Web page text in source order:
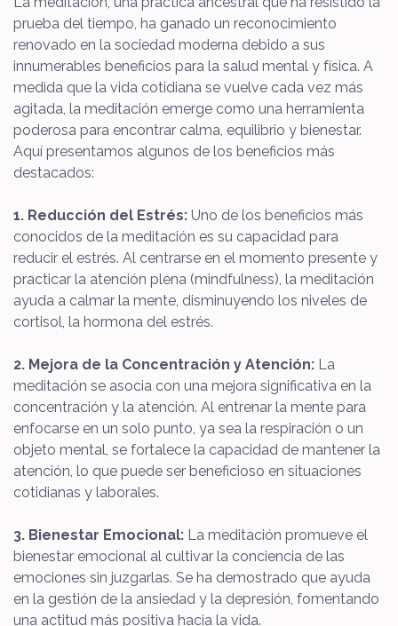
prueba del tiempo, ha ganado un reconocimiento
renovado en la sociedad moderna debido a sus
innumerables beneficios para la salud mental y física. A
medida que la vida cotidiana se vuelve cada vez más
agitada, la meditación emerge como una herramienta
poderosa para encontrar calma, equilibrio y bienestar.
Aquí presentamos algunos de los beneficios más
destacados:
1. Reducción del Estrés: Uno de los beneficios más
conocidos de la meditación es su capacidad para
reducir el estrés. Al centrarse en el momento presente y
practicar la atención plena (mindfulness), la meditación
ayuda a calmar la mente, disminuyendo los niveles de
cortisol, la hormona del estrés.
2. Mejora de la Concentración y Atención: La
meditación se asocia con una mejora significativa en la
concentración y la atención. Al entrenar la mente para
enfocarse en un solo punto, ya sea la respiración o un
objeto mental, se fortalece la capacidad de mantener la
atención, lo que puede ser beneficioso en situaciones
cotidianas y laborales.
3. Bienestar Emocional: La meditación promueve el
bienestar emocional al cultivar la conciencia de las
emociones sin juzgarlas. Se ha demostrado que ayuda
en la gestión de la ansiedad y la depresión, fomentando
una actitud más positiva hacia la vida.